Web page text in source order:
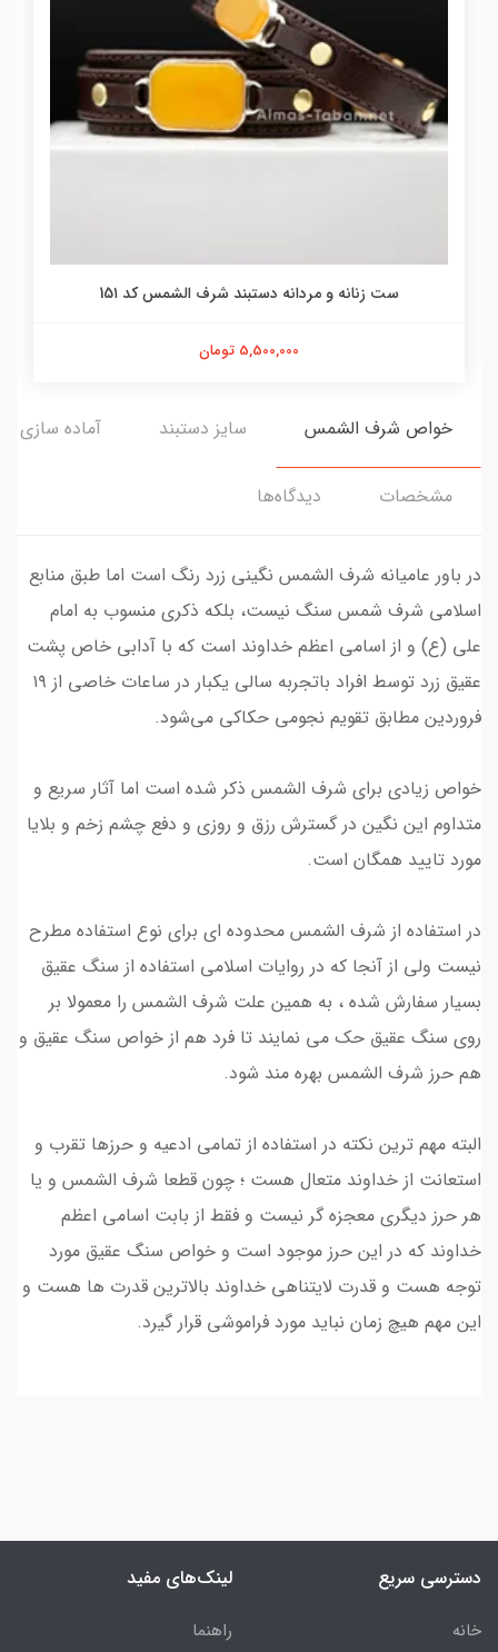
ست زنانه و مردانه دستبند شرف الشمس کد 15۱
5,500,000 تومان
خواص شرف الشمس سایز دستبند آماده سازی و
مشخصات دیدگاه‌ها
در باور عامیانه شرف الشمس نگینی زرد رنگ است اما طبق منابع
اسلامی شرف شمس سنگ نیست، بلکه ذکری منسوب به امام
علی (ع) و از اسامی اعظم خداوند است که با آدابی خاص پشت
عقیق زرد توسط افراد باتجربه سالی یکبار در ساعات خاصی از ۱۹
فروردین مطابق تقویم‌ نجومی حکاکی می‌شود.
خواص زیادی برای شرف الشمس ذکر شده است اما آثار سریع و
متداوم این نگین در گسترش رزق و روزی و دفع چشم زخم و بلایا
مورد تایید همگان است.
در استفاده از شرف الشمس محدوده ای برای نوع استفاده مطرح
نیست ولی از آنجا که در روایات اسلامی استفاده از سنگ عقیق
بسیار سفارش شده ، به همین علت شرف الشمس را معمولا بر
روی سنگ عقیق حک می نمایند تا فرد هم از خواص سنگ عقیق و
هم حرز شرف الشمس بهره مند شود.
البته مهم ترین نکته در استفاده از تمامی ادعیه و حرزها تقرب و
استعانت از خداوند متعال هست ؛ چون قطعا شرف الشمس و یا
هر حرز دیگری معجزه گر نیست و فقط از بابت اسامی اعظم
خداوند که در این حرز موجود است و خواص سنگ عقیق مورد
توجه هست و قدرت لایتناهی خداوند بالاترین قدرت ها هست و
این مهم هیچ زمان نباید مورد فراموشی قرار گیرد.
دسترسی سریع
خانه
لینک‌های مفید
راهنما